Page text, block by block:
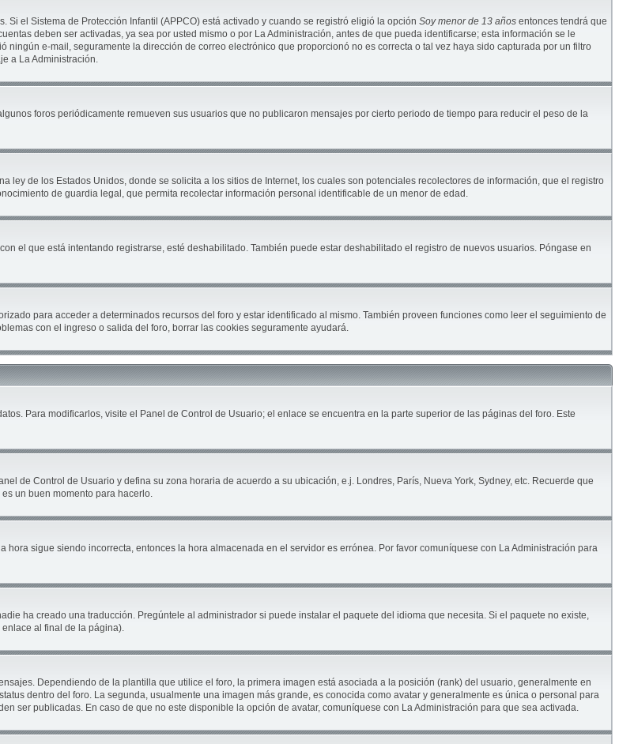
el Sistema de Protección Infantil (APPCO) está activado y cuando se registró eligió la opción Soy menor de 13 años entonces tendrá que
deben ser activadas, ya sea por usted mismo o por La Administración, antes de que pueda identificarse; esta información se le
e-mail, seguramente la dirección de correo electrónico que proporcionó no es correcta o tal vez haya sido capturada por un filtro
a La Administración.
foros periódicamente remueven sus usuarios que no publicaron mensajes por cierto periodo de tiempo para reducir el peso de la
ley de los Estados Unidos, donde se solicita a los sitios de Internet, los cuales son potenciales recolectores de información, que el registro
de guardia legal, que permita recolectar información personal identificable de un menor de edad.
el que está intentando registrarse, esté deshabilitado. También puede estar deshabilitado el registro de nuevos usuarios. Póngase en
para acceder a determinados recursos del foro y estar identificado al mismo. También proveen funciones como leer el seguimiento de
con el ingreso o salida del foro, borrar las cookies seguramente ayudará.
Para modificarlos, visite el Panel de Control de Usuario; el enlace se encuentra en la parte superior de las páginas del foro. Este
de Control de Usuario y defina su zona horaria de acuerdo a su ubicación, e.j. Londres, París, Nueva York, Sydney, etc. Recuerde que
un buen momento para hacerlo.
sigue siendo incorrecta, entonces la hora almacenada en el servidor es errónea. Por favor comuníquese con La Administración para
ha creado una traducción. Pregúntele al administrador si puede instalar el paquete del idioma que necesita. Si el paquete no existe,
al final de la página).
Dependiendo de la plantilla que utilice el foro, la primera imagen está asociada a la posición (rank) del usuario, generalmente en
dentro del foro. La segunda, usualmente una imagen más grande, es conocida como avatar y generalmente es única o personal para
ser publicadas. En caso de que no este disponible la opción de avatar, comuníquese con La Administración para que sea activada.